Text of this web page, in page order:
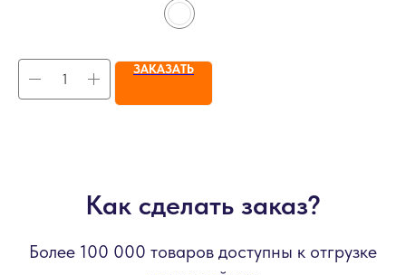
ЗАКАЗАТЬ
Как сделать заказ?
Более 100 000 товаров доступны к отгрузке